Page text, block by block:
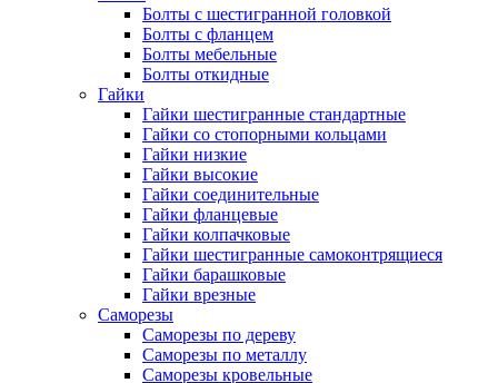
Болты с шестигранной головкой
Болты с фланцем
Болты мебельные
Болты откидные
Гайки
Гайки шестигранные стандартные
Гайки со стопорными кольцами
Гайки низкие
Гайки высокие
Гайки соединительные
Гайки фланцевые
Гайки колпачковые
Гайки шестигранные самоконтрящиеся
Гайки барашковые
Гайки врезные
Саморезы
Саморезы по дереву
Саморезы по металлу
Саморезы кровельные